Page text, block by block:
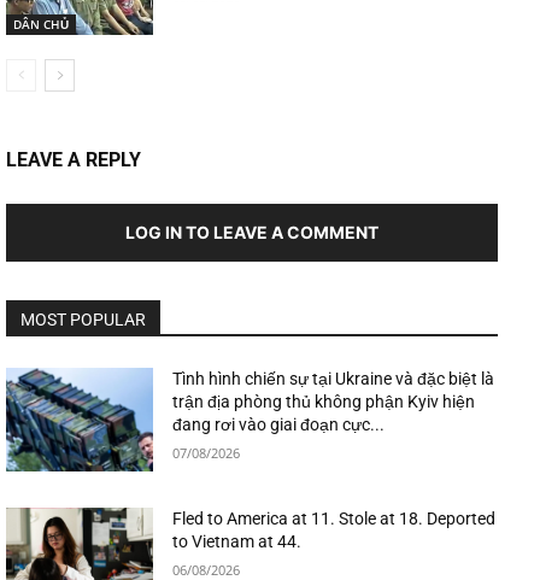
DÂN CHỦ
LEAVE A REPLY
LOG IN TO LEAVE A COMMENT
MOST POPULAR
Tình hình chiến sự tại Ukraine và đặc biệt là
trận địa phòng thủ không phận Kyiv hiện
đang rơi vào giai đoạn cực...
07/08/2026
Fled to America at 11. Stole at 18. Deported
to Vietnam at 44.
06/08/2026